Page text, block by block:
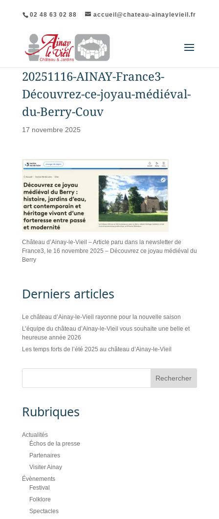
02 48 63 02 88 accueil@chateau-ainaylevieil.fr
20251116-AINAY-France3-
Découvrez-ce-joyau-médiéval-
du-Berry-Couv
17 novembre 2025
Château d’Ainay-le-Vieil – Article paru dans la newsletter de
France3, le 16 novembre 2025 – Découvrez ce joyau médiéval du
Berry
Derniers articles
Le château d’Ainay-le-Vieil rayonne pour la nouvelle saison
L’équipe du château d’Ainay-le-Vieil vous souhaite une belle et
heureuse année 2026
Les temps forts de l’été 2025 au château d’Ainay-le-Vieil
Rubriques
Actualités
Échos de la presse
Partenaires
Visiter Ainay
Évènements
Festival
Folklore
Spectacles